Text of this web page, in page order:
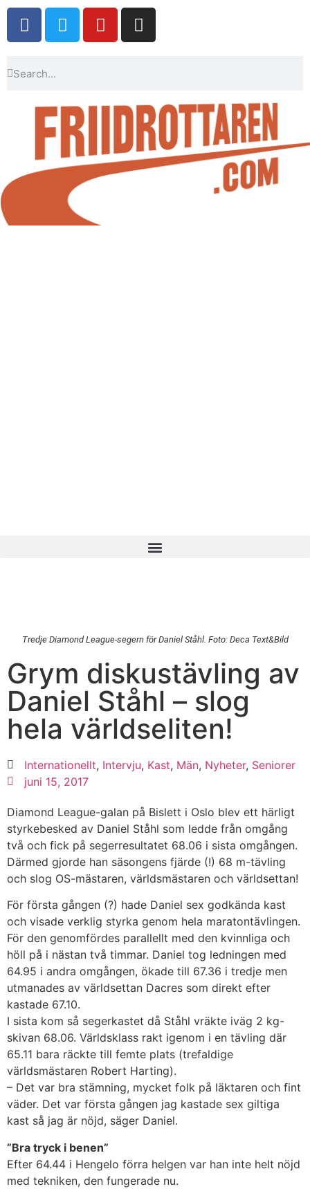
Tredje Diamond League-segern för Daniel Ståhl. Foto: Deca Text&Bild
Grym diskustävling av
Daniel Ståhl – slog
hela världseliten!
Internationellt, Intervju, Kast, Män, Nyheter, Seniorer
juni 15, 2017
Diamond League-galan på Bislett i Oslo blev ett härligt
styrkebesked av Daniel Ståhl som ledde från omgång
två och fick på segerresultatet 68.06 i sista omgången.
Därmed gjorde han säsongens fjärde (!) 68 m-tävling
och slog OS-mästaren, världsmästaren och världsettan!
För första gången (?) hade Daniel sex godkända kast
och visade verklig styrka genom hela maratontävlingen.
För den genomfördes parallellt med den kvinnliga och
höll på i nästan två timmar. Daniel tog ledningen med
64.95 i andra omgången, ökade till 67.36 i tredje men
utmanades av världsettan Dacres som direkt efter
kastade 67.10.
I sista kom så segerkastet då Ståhl vräkte iväg 2 kg-
skivan 68.06. Världsklass rakt igenom i en tävling där
65.11 bara räckte till femte plats (trefaldige
världsmästaren Robert Harting).
– Det var bra stämning, mycket folk på läktaren och fint
väder. Det var första gången jag kastade sex giltiga
kast så jag är nöjd, säger Daniel.
”Bra tryck i benen”
Efter 64.44 i Hengelo förra helgen var han inte helt nöjd
med tekniken, den fungerade nu.